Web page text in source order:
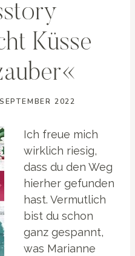
Küsse
2022
Ich freue mich
wirklich riesig,
dass du den Weg
hierher gefunden
hast. Vermutlich
bist du schon
ganz gespannt,
was Marianne